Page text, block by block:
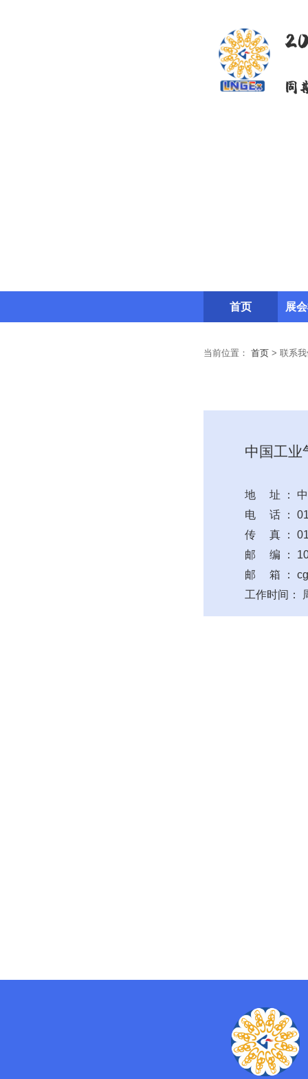
同
首页 展
当前位置： 首页 > 联系
中国工业
地 址 ： 中
电 话 ：
传 真 ：
邮 编 ：
邮 箱 ：
工作时间：